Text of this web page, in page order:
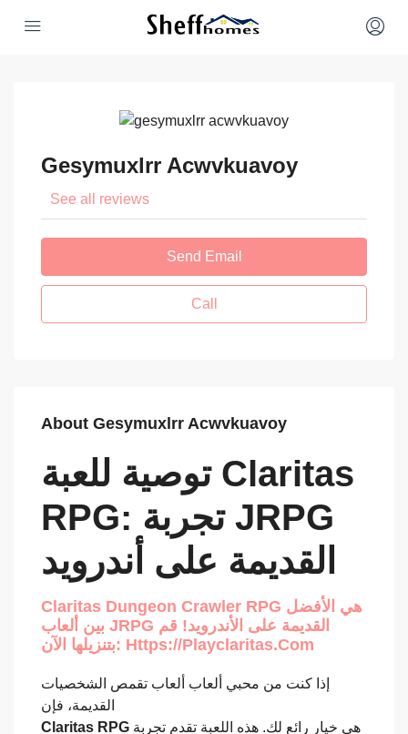
Gesymuxlrr Acwvkuavoy
See all reviews
Send Email
Call
About Gesymuxlrr Acwvkuavoy
توصية للعبة Claritas
RPG: تجربة JRPG
القديمة على أندرويد
Claritas Dungeon Crawler RPG هي الأفضل
بين ألعاب JRPG القديمة على الأندرويد! قم
بتنزيلها الآن: Https://playclaritas.com
إذا كنت من محبي ألعاب ألعاب تقمص الشخصيات
القديمة، فإن
Claritas RPG